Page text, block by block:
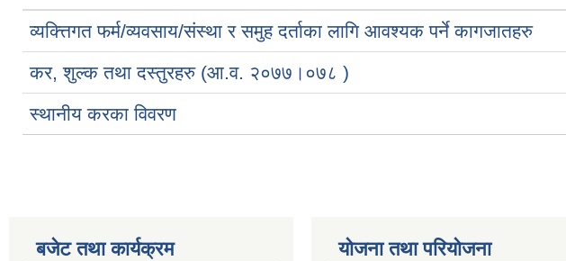
व्यक्त्तिगत फर्म/व्यवसाय/संस्था र समुह दर्ताका लागि आवश्यक पर्ने कागजातहरु
कर, शुल्क तथा दस्तुरहरु (आ.व. २०७७।०७८ )
स्थानीय करका विवरण
बजेट तथा कार्यक्रम योजना तथा परियोजना